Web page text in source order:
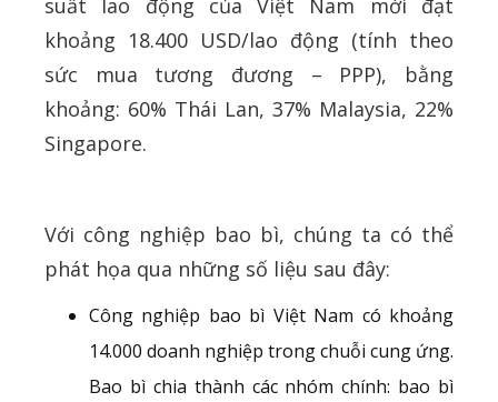
suất lao động của Việt Nam mới đạt
khoảng 18.400 USD/lao động (tính theo
sức mua tương đương – PPP), bằng
khoảng: 60% Thái Lan, 37% Malaysia, 22%
Singapore.
Với công nghiệp bao bì, chúng ta có thể
phát họa qua những số liệu sau đây:
Công nghiệp bao bì Việt Nam có khoảng
14.000 doanh nghiệp trong chuỗi cung ứng.
Bao bì chia thành các nhóm chính: bao bì